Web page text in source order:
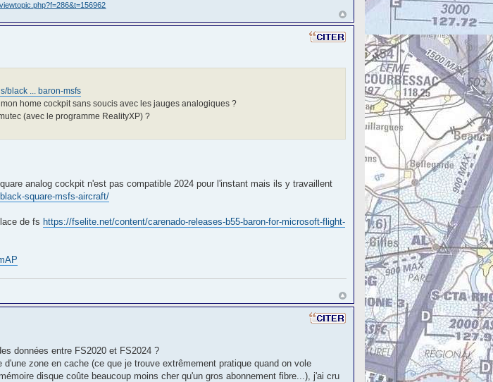
black ... baron-msfs
home cockpit sans soucis avec les jauges analogiques ?
(avec le programme RealityXP) ?
analog cockpit n'est pas compatible 2024 pour l'instant mais ils y travaillent
square-msfs-aircraft/
de fs https://fselite.net/content/carenado-releases-b55-baron-for-microsoft-flight-
données entre FS2020 et FS2024 ?
zone en cache (ce que je trouve extrêmement pratique quand on vole
disque coûte beaucoup moins cher qu'un gros abonnement fibre...), j'ai cru